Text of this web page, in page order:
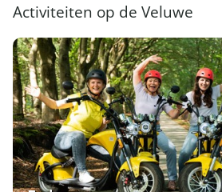
Activiteiten op de Veluwe